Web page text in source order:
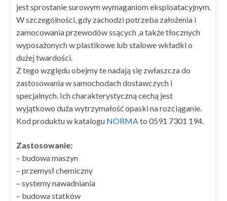
jest sprostanie surowym wymaganiom eksploatacyjnym.
W szczególności, gdy zachodzi potrzeba założenia i
zamocowania przewodów ssących ,a także tłocznych
wyposażonych w plastikowe lub stalowe wkładki o
dużej twardości.
Z tego względu obejmy te nadają się zwłaszcza do
zastosowania w samochodach dostawczych i
specjalnych. Ich charakterystyczną cechą jest
wyjątkowo duża wytrzymałość opaski na rozciąganie.
Kod produktu w katalogu NORMAto 0591 7301 194.
Zastosowanie:
– budowa maszyn
– przemysł chemiczny
– systemy nawadniania
– budowa statków